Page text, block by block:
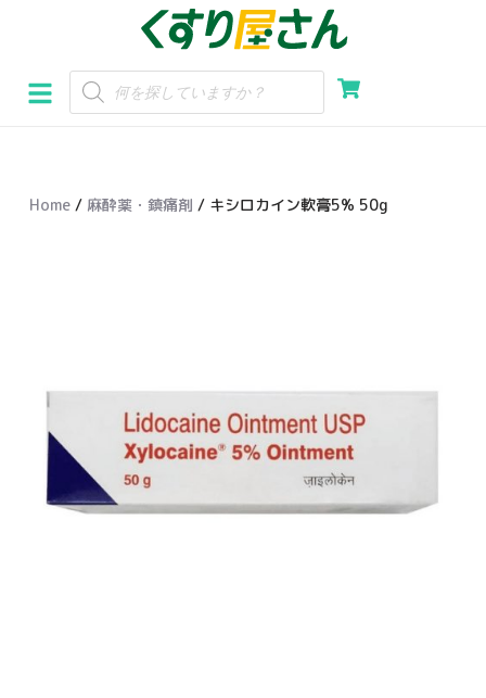
ン
テ
スHome / 麻酔薬・鎮痛剤 / キシロカイン軟膏5% 50g